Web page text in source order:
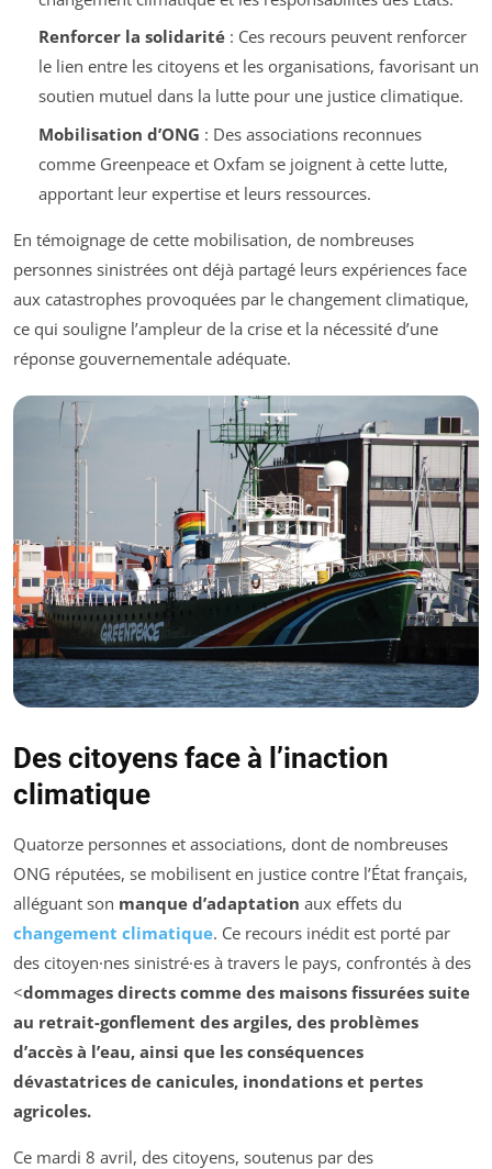
Renforcer la solidarité: Ces recours peuvent renforcer
le lien entre les citoyens et les organisations, favorisant un
soutien mutuel dans la lutte pour une justice climatique.
Mobilisation d’ONG : Des associations reconnues
comme Greenpeace et Oxfam se joignent à cette lutte,
apportant leur expertise et leurs ressources.
En témoignage de cette mobilisation, de nombreuses
personnes sinistrées ont déjà partagé leurs expériences face
aux catastrophes provoquées par le changement climatique,
ce qui souligne l’ampleur de la crise et la nécessité d’une
réponse gouvernementale adéquate.
Des citoyens face à l’inaction
climatique
Quatorze personnes et associations, dont de nombreuses
ONG réputées, se mobilisent en justice contre l’État français,
alléguant son manque d’adaptation aux effets du
changement climatique. Ce recours inédit est porté par
des citoyen·nes sinistré·es à travers le pays, confrontés à des
<dommages directs comme des maisons fissurées suite
au retrait-gonflement des argiles, des problèmes
d’accès à l’eau, ainsi que les conséquences
dévastatrices de canicules, inondations et pertes
agricoles.
Ce mardi 8 avril, des citoyens, soutenus par des